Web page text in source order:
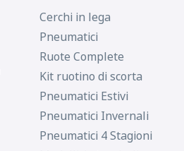
Cerchi in lega
Pneumatici
Ruote Complete
Kit ruotino di scorta
Pneumatici Estivi
Pneumatici Invernali
Pneumatici 4 Stagioni